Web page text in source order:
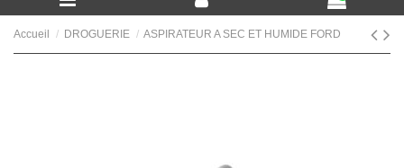
Accueil DROGUERIE ASPIRATEUR A SEC ET HUMIDE FORD